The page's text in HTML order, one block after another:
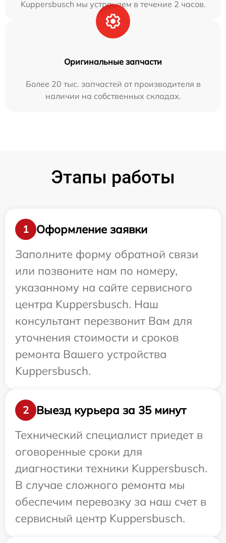
Kuppersbusch мы устраняем в течение 2 часов.
Оригинальные запчасти
Более 20 тыс. запчастей от производителя в
наличии на собственных складах.
Этапы работы
1
Оформление заявки
Заполните форму обратной связи
или позвоните нам по номеру,
указанному на сайте сервисного
центра Kuppersbusch. Наш
консультант перезвонит Вам для
уточнения стоимости и сроков
ремонта Вашего устройства
Kuppersbusch.
2
Выезд курьера за 35 минут
Технический специалист приедет в
оговоренные сроки для
диагностики техники Kuppersbusch.
В случае сложного ремонта мы
обеспечим перевозку за наш счет в
сервисный центр Kuppersbusch.